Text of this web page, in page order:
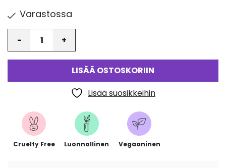
Varastossa
LISÄÄ OSTOSKORIIN
Lisää suosikkeihin
Cruelty Free Luonnollinen Vegaaninen